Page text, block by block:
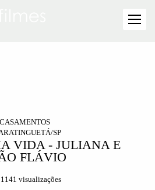
CASAMENTOS
SP
VIDA - JULIANA E
FLÁVIO
1141 visualizações